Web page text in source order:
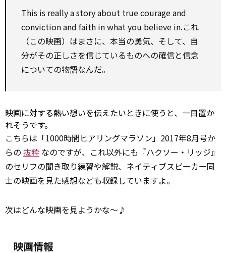
This is really a story about true courage and
conviction
（この映画）はまさに、本当の勇気、そして、自
分がその正しさを信じているものへの確信と信念
についての物語なんだ。
映画に対する熱い想いを伝えたいときに使うと、一目置か
れそうです。
こちらは「1000時間ヒアリングマラソン」2017年8月号か
らの 抜粋 なのですが、これ以外にも『ハクソー・リッジ』
のセリフの聞き取り練習や解説、ネイティブスピーカー同
士の映画を見た感想なども収録していますよ。
次はどんな映画を見ようかな～♪
映画情報